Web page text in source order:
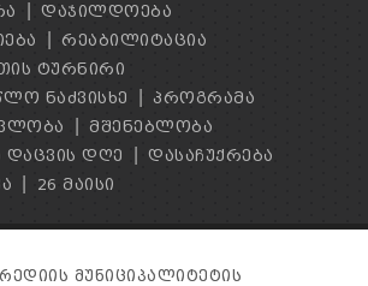
ᲓᲐᲯᲘᲚᲓᲝᲔᲑᲐ
ᲠᲔᲐᲑᲘᲚᲘᲢᲐᲪᲘᲐ
ᲢᲣᲠᲜᲘᲠᲘ
ᲜᲐᲫᲕᲘᲡᲮᲔ
ᲞᲠᲝᲒᲠᲐᲛᲐ
ᲛᲨᲔᲜᲔᲑᲚᲝᲑᲐ
ᲓᲐᲪᲕᲘᲡ ᲓᲦᲔ
ᲓᲐᲡᲐᲩᲣᲥᲠᲔᲑᲐ
26 ᲛᲐᲘᲡᲘ
ᲛᲣᲜᲘᲪᲘᲞᲐᲚᲘᲢᲔᲢᲘᲡ